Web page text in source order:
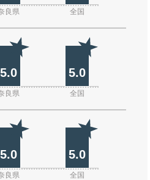
良県 全国
5.0 5.0
良県 全国
5.0 5.0
良県 全国